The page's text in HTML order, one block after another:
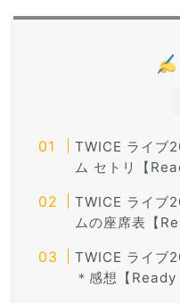
TWICE ライブ
ム セトリ【
TWICE ライブ
ムの座席表【
TWICE ライブ
＊感想【Ready